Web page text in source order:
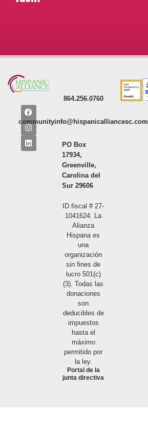
864.256.0760
communityinfo@hispanicalliancesc.com
PO Box
17934,
Greenville,
Carolina del
Sur 29606
ID fiscal # 27-
1041624. La
Alianza
Hispana es
una
organización
sin fines de
lucro 501(c)
(3). Todas las
donaciones
son
deducibles de
impuestos
hasta el
máximo
permitido por
la ley.
Portal de la
junta directiva